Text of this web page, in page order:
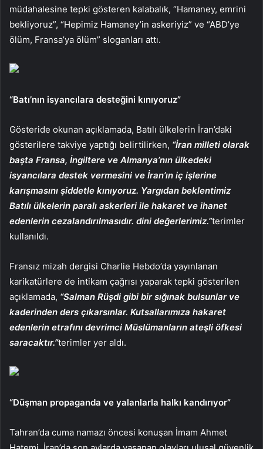
müdahalesine tepki gösteren kalabalık, “Hamaney, emrini
bekliyoruz”, “Hepimiz Hamaney’in askeriyiz” ve “ABD’ye
ölüm, Fransa’ya ölüm” sloganları attı.
“Batı’nın isyancılara desteğini kınıyoruz”
Gösteride okunan açıklamada, Batılı ülkelerin İran’daki
gösterilere takviye yaptığı belirtilirken, “İran milleti olarak
başta Fransa, İngiltere ve Almanya’nın ülkedeki
isyancılara destek vermesini ve İran’ın iç işlerine
karışmasını şiddetle kınıyoruz. Yargıdan beklentimiz
Batılı ülkelerin paralı askerleri ile hakaret ve ihanet
edenlerin cezalandırılmasıdır. dini değerlerimiz.”terimler
kullanıldı.
Fransız mizah dergisi Charlie Hebdo’da yayınlanan
karikatürlere de intikam çağrısı yaparak tepki gösterilen
açıklamada, “Salman Rüşdi gibi bir sığınak bulsunlar ve
kaderinden ders çıkarsınlar. Kutsallarımıza hakaret
edenlerin etrafını devrimci Müslümanların ateşli öfkesi
saracaktır.”terimler yer aldı.
“Düşman propaganda ve yalanlarla halkı kandırıyor”
Tahran’da cuma namazı öncesi konuşan İmam Ahmet